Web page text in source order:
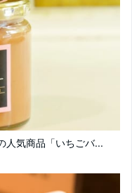
人気商品「いちごバ...